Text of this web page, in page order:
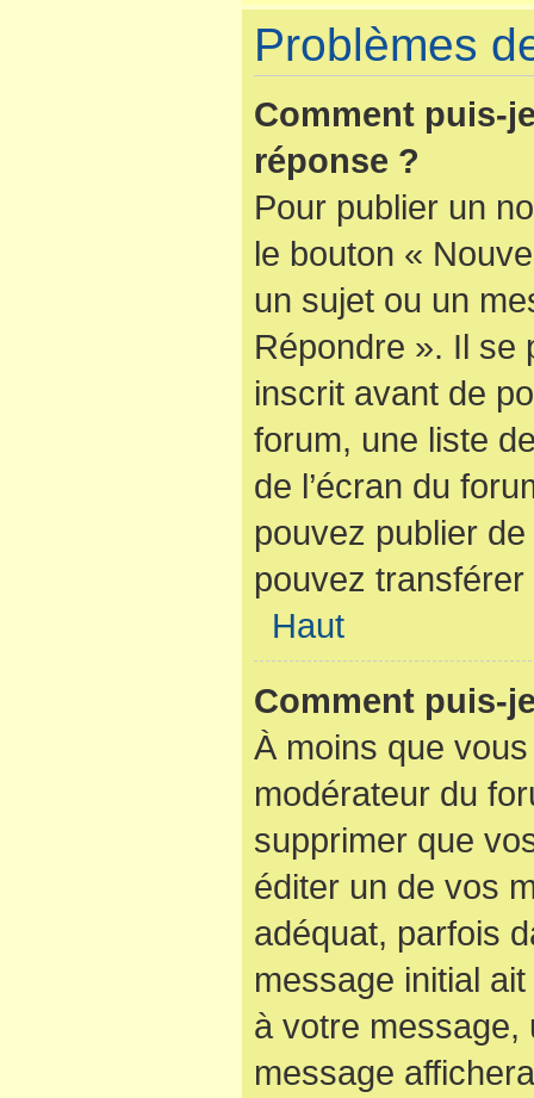
Problèmes
Comment puis-
réponse ?
Pour publier un
le bouton «
un sujet ou un
Répondre ». Il se
inscrit avant de
forum, une liste
de l’écran du
pouvez publier
pouvez
Haut
Comment puis-
À moins que
modérateur du
supprimer que
éditer un de vos
adéquat, parfois
message initial
à votre message,
message